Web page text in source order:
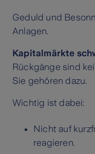
Geduld und
Anlagen.
Kapitalmärkte
Rückgänge sind
Sie gehören dazu.
Wichtig ist dabei:
Nicht auf
reagieren.